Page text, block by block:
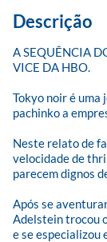
Descrição
A SEQUÊNCIA
VICE DA HBO.
Tokyo noir é uma
pachinko a
Neste relato de
velocidade de
parecem dignos
Após se
Adelstein trocou
e se especializou